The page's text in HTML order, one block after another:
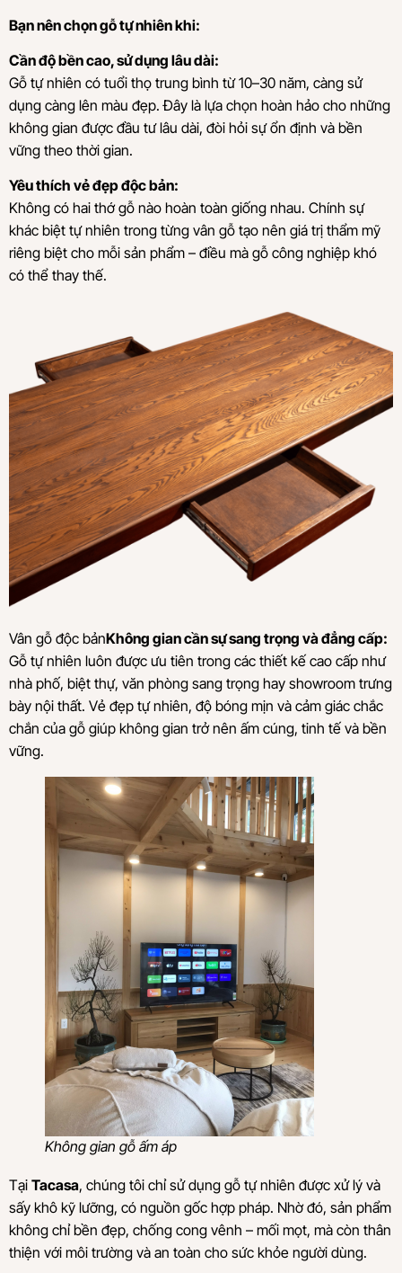
Bạn nên chọn gỗ tự nhiên khi:
Cần độ bền cao, sử dụng lâu dài:
Gỗ tự nhiên có tuổi thọ trung bình từ 10–30 năm, càng sử
dụng càng lên màu đẹp. Đây là lựa chọn hoàn hảo cho những
không gian được đầu tư lâu dài, đòi hỏi sự ổn định và bền
vững theo thời gian.
Yêu thích vẻ đẹp độc bản:
Không có hai thớ gỗ nào hoàn toàn giống nhau. Chính sự
khác biệt tự nhiên trong từng vân gỗ tạo nên giá trị thẩm mỹ
riêng biệt cho mỗi sản phẩm – điều mà gỗ công nghiệp khó
có thể thay thế.
Vân gỗ độc bảnKhông gian cần sự sang trọng và đẳng cấp:
Gỗ tự nhiên luôn được ưu tiên trong các thiết kế cao cấp như
nhà phố, biệt thự, văn phòng sang trọng hay showroom trưng
bày nội thất. Vẻ đẹp tự nhiên, độ bóng mịn và cảm giác chắc
chắn của gỗ giúp không gian trở nên ấm cúng, tinh tế và bền
vững.
Không gian gỗ ấm áp
Tại Tacasa, chúng tôi chỉ sử dụng gỗ tự nhiên được xử lý và
sấy khô kỹ lưỡng, có nguồn gốc hợp pháp. Nhờ đó, sản phẩm
không chỉ bền đẹp, chống cong vênh – mối mọt, mà còn thân
thiện với môi trường và an toàn cho sức khỏe người dùng.